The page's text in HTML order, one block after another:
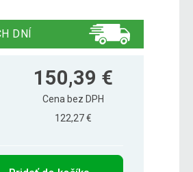
DNÍ
150,39 €
Cena bez DPH
122,27 €